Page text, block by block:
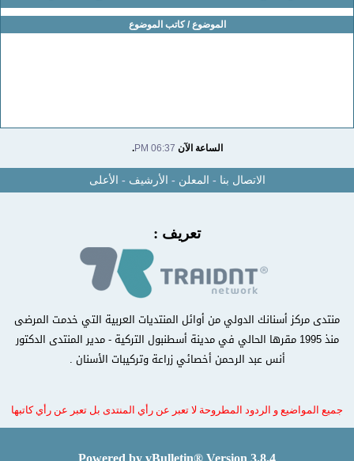
الموضوع / كاتب الموضوع
الساعة الآن06:37 PM
.
الاتصال بنا-المعلن-الأرشيف -الأعلى
تعريف :
منتدى مركز أسنانك الدولي من أوائل المنتديات العربية التي خدمت المرضى
منذ 1995 مقرها الحالي في مدينة أسطنبول التركية - مدير المنتدى الدكتور
أنس عبد الرحمن أخصائي زراعة وتركيبات الأسنان .
جميع المواضيع و الردود المطروحة لا تعبر عن رأي المنتدى بل تعبر عن رأي كاتبها
Powered by vBulletin® Version 3.8.4